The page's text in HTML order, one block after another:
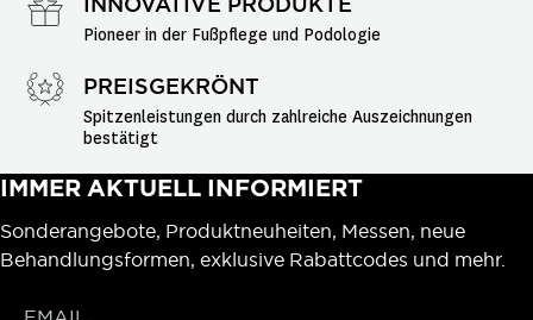
Pioneer in der Fußpflege und Podologie
PREISGEKRÖNT
Spitzenleistungen durch zahlreiche Auszeichnungen
bestätigt
IMMER AKTUELL INFORMIERT
Sonderangebote, Produktneuheiten, Messen, neue
Behandlungsformen, exklusive Rabattcodes und mehr.